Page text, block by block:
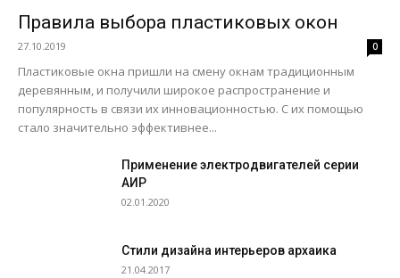
Правила выбора пластиковых окон
27.10.2019 0
Пластиковые окна пришли на смену окнам традиционным
деревянным, и получили широкое распространение и
популярность в связи их инновационностью. С их помощью
стало значительно эффективнее...
Применение электродвигателей серии
АИР
02.01.2020
Стили дизайна интерьеров архаика
21.04.2017